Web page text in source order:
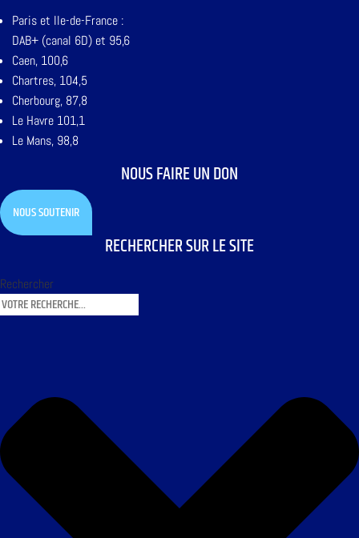
Paris et Ile-de-France :
DAB+ (canal 6D) et 95,6
Caen, 100,6
Chartres, 104,5
Cherbourg, 87,8
Le Havre 101,1
Le Mans, 98,8
NOUS FAIRE UN DON
NOUS SOUTENIR
RECHERCHER SUR LE SITE
Rechercher